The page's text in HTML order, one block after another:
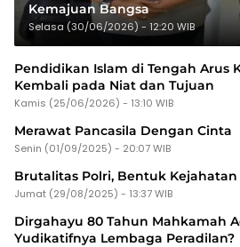
Kemajuan Bangsa
Selasa (30/06/2026) - 12:20 WIB
Pendidikan Islam di Tengah Arus
Kembali pada Niat dan Tujuan
Kamis (25/06/2026) - 13:10 WIB
Merawat Pancasila Dengan Cinta
Senin (01/09/2025) - 20:07 WIB
Brutalitas Polri, Bentuk
Jumat (29/08/2025) - 13:37 WIB
Dirgahayu 80 Tahun Mahkamah
Yudikatifnya Lembaga Peradilan?